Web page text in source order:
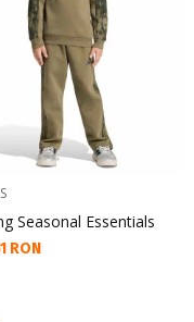
Seasonal Essentials
цена:
RON